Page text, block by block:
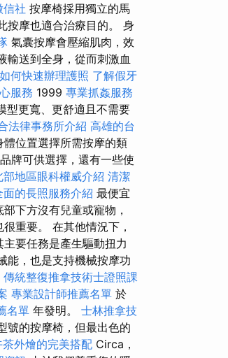
信社 按摩椅採用獨立的馬
按摩也適合治療目的。 身
氣囊按摩會壓縮肌肉，效
輸送到全身，從而刺激血
如何快速辦理護照 了解假牙
服務 1999 專業抓姦服務
型更寬、更舒適且不需要
法律事務所介紹 高雄的台
位置選擇所需按摩的類
牌可供選擇，還有一些使
部地區眼科權威介紹 清潔
面的長照服務介紹 最便宜
下方沒有兒童或寵物，
重要。 在其他情況下，
要任務是產生驅動扭力
能，也是支持機械​​按摩功
傳統整復推拿技術士證照課
專業設計師推薦名單 於
名單 年發明。 士林推拿技
號的按摩椅，但最出色的
茶外燴的完美搭配 Circa，